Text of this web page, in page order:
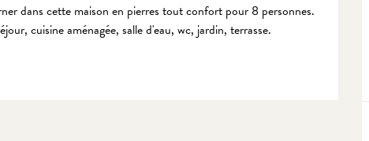
dans cette maison en pierres tout confort pour 8 personnes.
cuisine aménagée, salle d'eau, wc, jardin, terrasse.